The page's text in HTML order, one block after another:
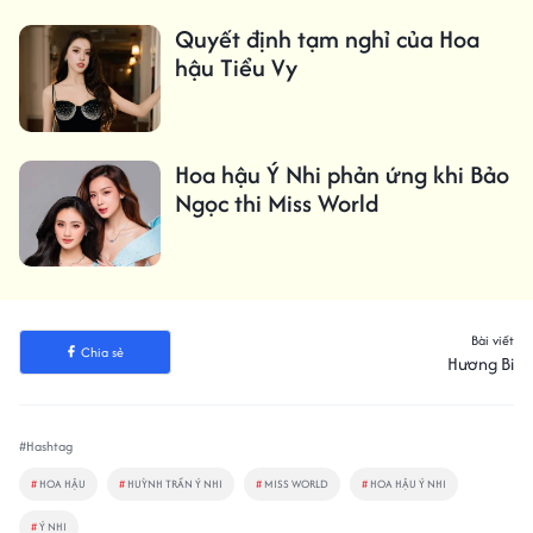
Quyết định tạm nghỉ của Hoa
hậu Tiểu Vy
Hoa hậu Ý Nhi phản ứng khi Bảo
Ngọc thi Miss World
Chia sẻ
Bài viết
Hương Bi
#Hashtag
# HOA HẬU # HUỲNH TRẦN Ý NHI # MISS WORLD # HOA HẬU Ý NHI
#Ý NHI